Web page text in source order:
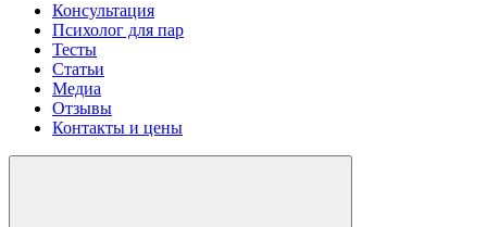
Консультация
Психолог для пар
Тесты
Статьи
Медиа
Отзывы
Контакты и цены